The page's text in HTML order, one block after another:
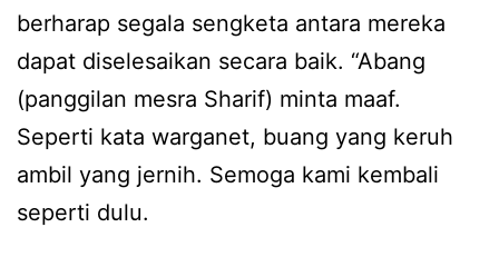
berharap segala sengketa antara mereka
dapat diselesaikan secara baik. “Abang
(panggilan mesra Sharif) minta maaf.
Seperti kata warganet, buang yang keruh
ambil yang jernih. Semoga kami kembali
seperti dulu.